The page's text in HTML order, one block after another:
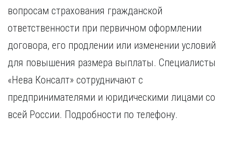
вопросам страхования гражданской
ответственности при первичном оформлении
договора, его продлении или изменении условий
для повышения размера выплаты. Специалисты
«Нева Консалт» сотрудничают с
предпринимателями и юридическими лицами со
всей России. Подробности по телефону.